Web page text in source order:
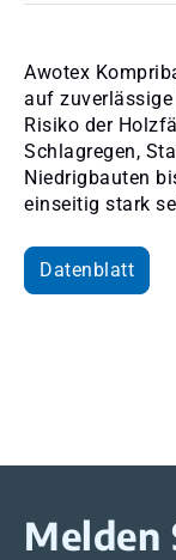
Awotex
auf
Risiko der
Schlagregen,
Niedrigbauten
einseitig stark
Datenblatt
Melden